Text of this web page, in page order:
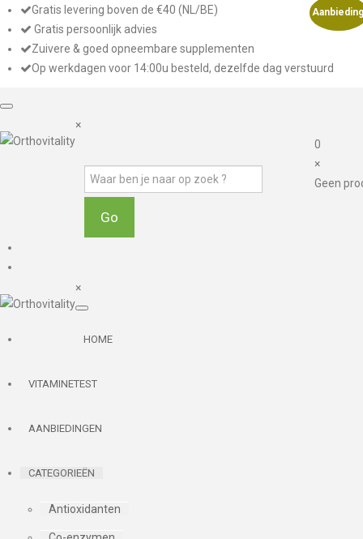
Gratis levering boven de €40 (NL/BE)
Gratis persoonlijk advies
Zuivere & goed opneembare supplementen
Op werkdagen voor 14:00u besteld, dezelfde dag verstuurd
×
0
×
Geen
×
HOME
VITAMINETEST
AANBIEDINGEN
CATEGORIEËN
Antioxidanten